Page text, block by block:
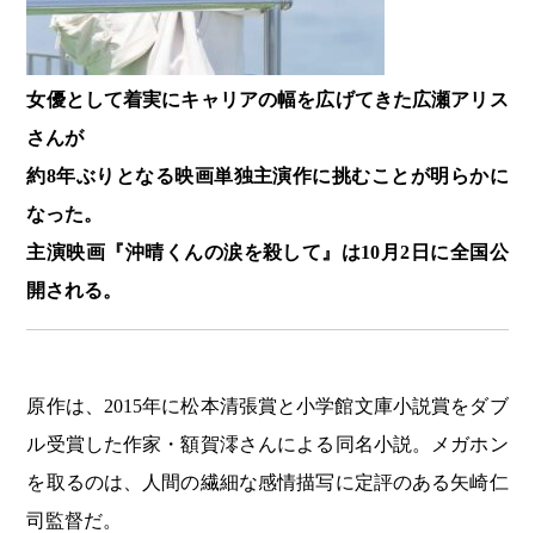
女優として着実にキャリアの幅を広げてきた広瀬アリス
さんが
約8年ぶりとなる映画単独主演作に挑むことが明らかに
なった。
主演映画『沖晴くんの涙を殺して』は10月2日に全国公
開される。
原作は、2015年に松本清張賞と小学館文庫小説賞をダブ
ル受賞した作家・額賀澪さんによる同名小説。メガホン
を取るのは、人間の繊細な感情描写に定評のある矢崎仁
司監督だ。